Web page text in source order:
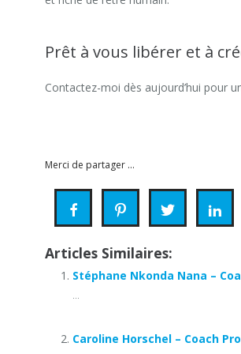
Prêt à vous libérer et à
Contactez-moi dès aujourd’hui pour
Merci de partager ...
Articles Similaires:
Stéphane Nkonda Nana –
...
Caroline Horschel – Coach